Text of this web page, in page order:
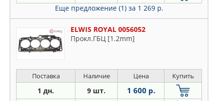
Еще предложение (1) за 1 269 р.
ELWIS ROYAL 0056052
Прокл.ГБЦ [1.2mm]
Поставка Наличие Цена Купить
1 дн. 9 шт. 1 600 р.